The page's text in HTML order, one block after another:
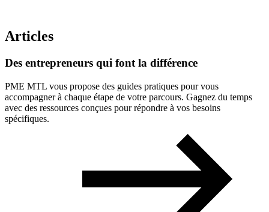
Articles
Des entrepreneurs qui font la différence
PME MTL vous propose des guides pratiques pour vous
accompagner à chaque étape de votre parcours. Gagnez du temps
avec des ressources conçues pour répondre à vos besoins
spécifiques.